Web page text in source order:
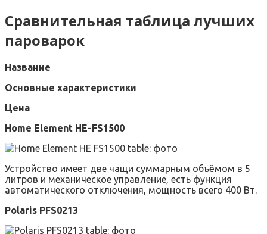
Сравнительная таблица лучших
пароварок
Название
Основные характеристики
Цена
Home Element HE-FS1500
Устройство имеет две чащи суммарным объёмом в 5
литров и механическое управление, есть функция
автоматического отключения, мощность всего 400 Вт.
Polaris PFS0213